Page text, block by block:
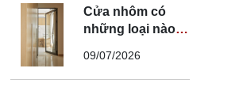
Cửa nhôm có
những loại nào?
nhôm phù hợp
09/07/2026